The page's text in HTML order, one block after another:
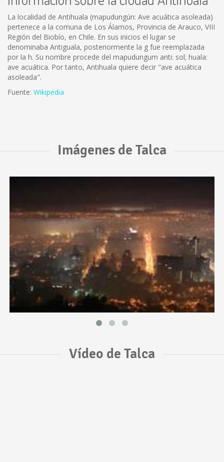
La localidad de Antihuala (mapudungún: Ave acuática asoleada)
pertenece a la comuna de Los Álamos, Provincia de Arauco, VIII
Región del Biobío, en Chile. En sus inicios el lugar se
denominaba Antiguala, posteriormente la g fue reemplazada
por la h. Su nombre procede del mapudungum anti: sol; huala:
ave acuática. Por tanto, Antihuala quiere decir "ave acuática
asoleada".
Fuente: Wikipedia
Imágenes de Talca
Vídeo de Talca